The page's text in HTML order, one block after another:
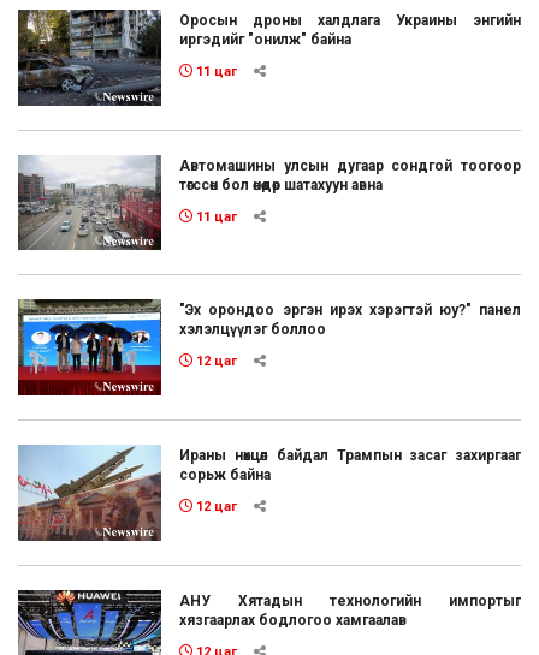
Оросын дроны халдлага Украины энгийн
иргэдийг "онилж" байна
11 цаг
Автомашины улсын дугаар сондгой тоогоор
төгссөн бол өнөөдөр шатахуун авна
11 цаг
"Эх орондоо эргэн ирэх хэрэгтэй юу?" панел
хэлэлцүүлэг боллоо
12 цаг
Ираны нөхцөл байдал Трампын засаг захиргааг
сорьж байна
12 цаг
АНУ Хятадын технологийн импортыг
хязгаарлах бодлогоо хамгаалав
12 цаг